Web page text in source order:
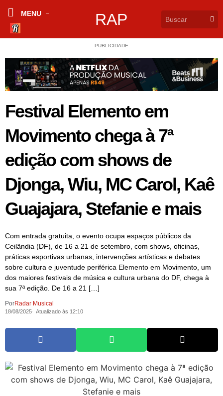
MENU RAP
PUBLICIDADE
Festival Elemento em
Movimento chega à 7ª
edição com shows de
Djonga, Wiu, MC Carol, Kaê
Guajajara, Stefanie e mais
Com entrada gratuita, o evento ocupa espaços públicos da
Ceilândia (DF), de 16 a 21 de setembro, com shows, oficinas,
práticas esportivas urbanas, intervenções artísticas e debates
sobre cultura e juventude periférica Elemento em Movimento, um
dos maiores festivais de música e cultura urbana do DF, chega à
sua 7ª edição. De 16 a 21 […]
PorRadar Musical
18/08/2025 Atualizado às 12:10